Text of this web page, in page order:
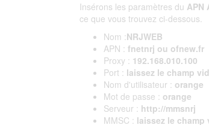
Insérons les paramètres du APN
ce que vous trouvez ci-dessous.
Nom :NRJWEB
APN : fnetnrj ou ofnew.fr
Proxy : 192.168.010.100
Port : laissez le champ
Nom d'utilisateur : orange
Mot de passe : orange
Serveur : http://mmsnrj
MMSC : laissez le champ